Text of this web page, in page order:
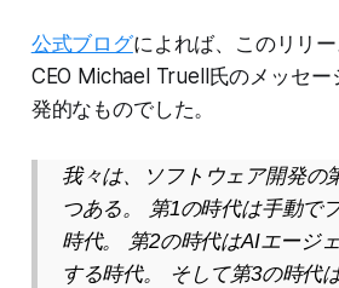
公式ブログによれば、このリリ
CEO Michael Truell氏のメッセー
発的なものでした。
我々は、ソフトウェア開発の
つある。 第1の時代は手動で
時代。 第2の時代はAIエージ
する時代。 そして第3の時代